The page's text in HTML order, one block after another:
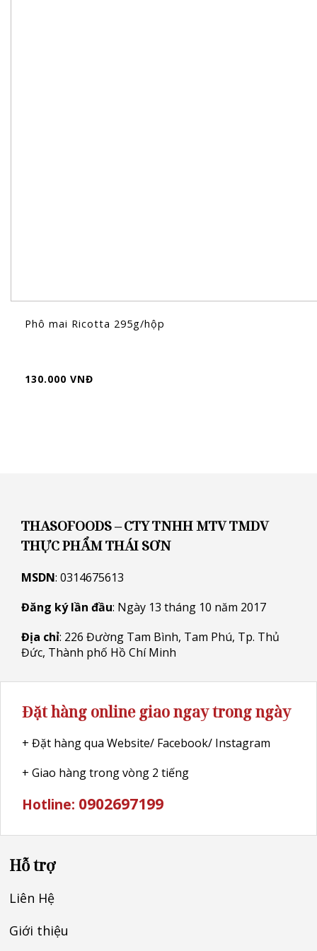
Phô mai Ricotta 295g/hộp
130.000 VNĐ
THASOFOODS – CTY TNHH MTV TMDV
THỰC PHẨM THÁI SƠN
MSDN: 0314675613
Đăng ký lần đầu: Ngày 13 tháng 10 năm 2017
Địa chỉ: 226 Đường Tam Bình, Tam Phú, Tp. Thủ
Đức, Thành phố Hồ Chí Minh
Đặt hàng online giao ngay trong ngày
+ Đặt hàng qua Website/ Facebook/ Instagram
+ Giao hàng trong vòng 2 tiếng
Hotline: 0902697199
Hỗ trợ
Liên Hệ
Giới thiệu